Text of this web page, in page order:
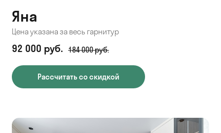
Яна
Цена указана за весь гарнитур
92 000 руб. 184 000 руб.
Рассчитать со скидкой